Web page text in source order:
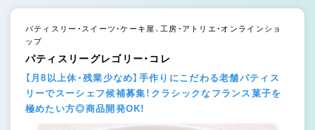
パティスリー・スイーツ・ケーキ屋、工房・アトリエ・オンラインショ
ップ
パティスリーグレゴリー・コレ
【月8以上休・残業少なめ】手作りにこだわる老舗パティス
リーでスーシェフ候補募集！クラシックなフランス菓子を
極めたい方◎商品開発OK!